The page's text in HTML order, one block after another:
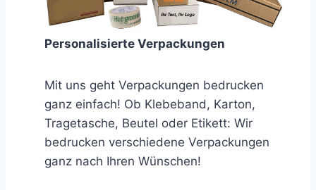
Personalisierte Verpackungen
Mit uns geht Verpackungen bedrucken
ganz einfach! Ob Klebeband, Karton,
Tragetasche, Beutel oder Etikett: Wir
bedrucken verschiedene Verpackungen
ganz nach Ihren Wünschen!